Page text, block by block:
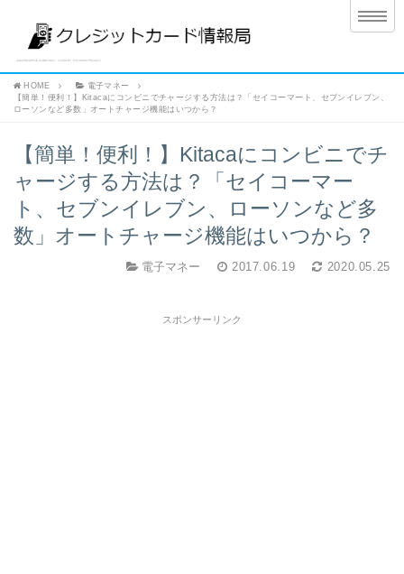
HOME
電子マネー
【簡単！便利！】Kitacaにコンビニでチャージする方法は？「セイコーマート、セブンイレブン、
ローソンなど多数」オートチャージ機能はいつから？
【簡単！便利！】Kitacaにコンビニでチ
ャージする方法は？「セイコーマー
ト、セブンイレブン、ローソンなど多
数」オートチャージ機能はいつから？
電子マネー 2017.06.19 2020.05.25
スポンサーリンク